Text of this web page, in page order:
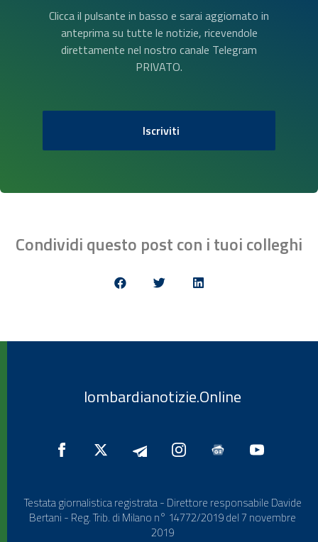
Clicca il pulsante in basso e sarai aggiornato in
anteprima su tutte le notizie, ricevendole
direttamente nel nostro canale Telegram
PRIVATO.
Iscriviti
Condividi questo post con i tuoi colleghi
lombardianotizie.Online
Testata giornalistica registrata - Direttore responsabile Davide
Bertani - Reg. Trib. di Milano n° 14772/2019 del 7 novembre
2019